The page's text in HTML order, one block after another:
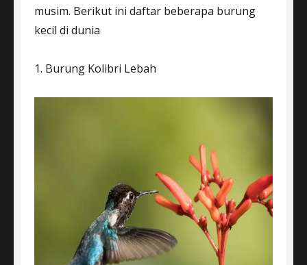
musim. Berikut ini daftar beberapa burung
kecil di dunia
1. Burung Kolibri Lebah